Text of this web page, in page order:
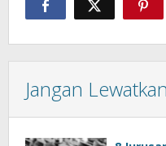
Jangan Lewatkan